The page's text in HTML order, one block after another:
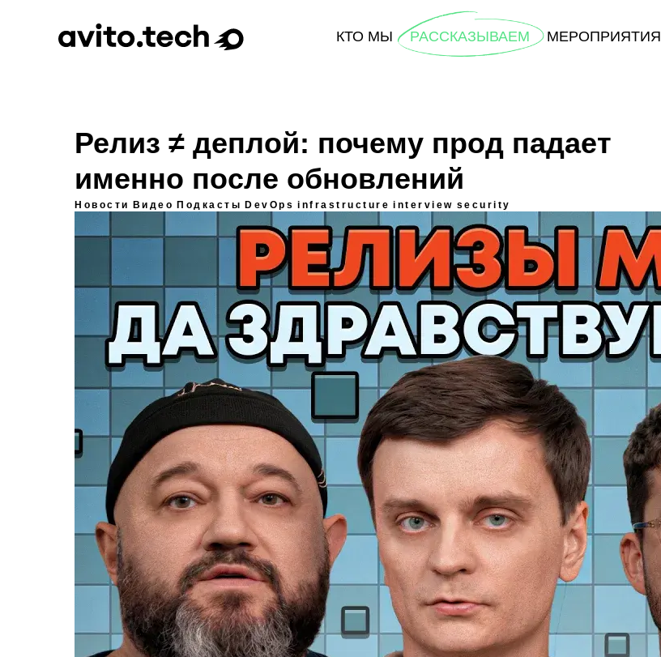
РАССКАЗЫВАЕМ
КТО МЫ МЕРОПРИЯТИЯ
Релиз ≠ деплой: почему прод падает
именно после обновлений
Новости Видео Подкасты DevOps infrastructure interview security